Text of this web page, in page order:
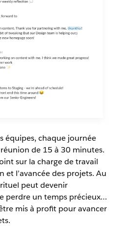
équipes, chaque journée
de 15 à 30 minutes.
sur la charge de travail
et l’avancée des projets. Au
peut devenir
perdre un temps précieux…
mis à profit pour avancer